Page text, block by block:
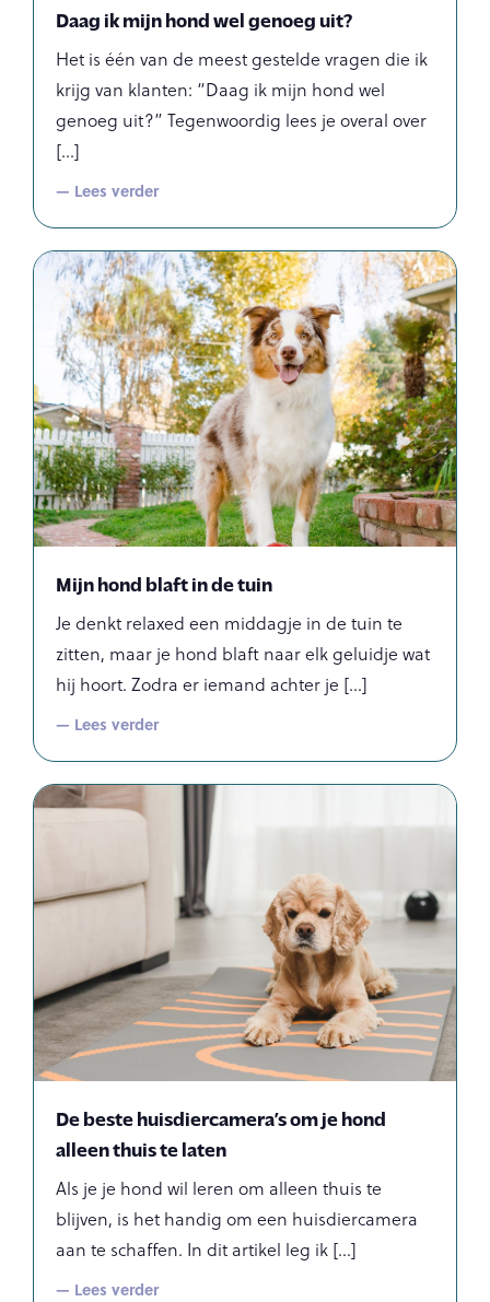
Daag ik mijn hond wel genoeg uit?
Het is één van de meest gestelde vragen die ik
krijg van klanten: “Daag ik mijn hond wel
genoeg uit?” Tegenwoordig lees je overal over
— Lees verder
Mijn hond blaft in de tuin
Je denkt relaxed een middagje in de tuin te
zitten, maar je hond blaft naar elk geluidje wat
hij hoort. Zodra er iemand achter je
— Lees verder
De beste huisdiercamera’s om je hond
alleen thuis te laten
Als je je hond wil leren om alleen thuis te
blijven, is het handig om een huisdiercamera
aan te schaffen. In dit artikel leg ik
— Lees verder